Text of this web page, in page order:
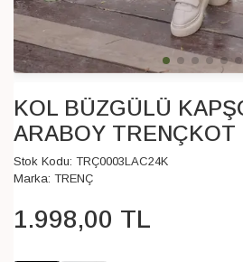
KOL BÜZGÜLÜ
ARABOY TRENÇKOT
Stok Kodu: TRÇ0003LAC24K
Marka: TRENÇ
1.998,00 TL